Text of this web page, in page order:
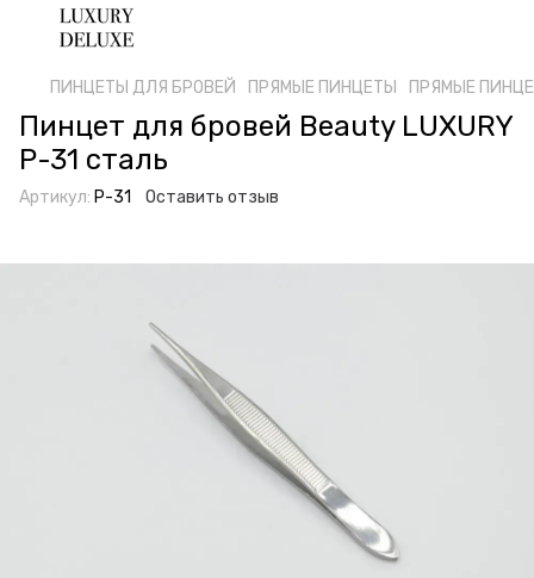
ПИНЦЕТЫ ДЛЯ БРОВЕЙ ПРЯМЫЕ ПИНЦЕТЫ ПРЯМЫЕ
Пинцет для бровей Beauty LUXURY
P-31 сталь
Артикул: P-31 Оставить отзыв